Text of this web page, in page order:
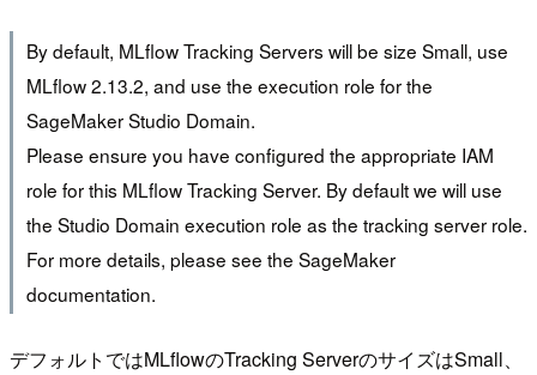
By default, MLflow Tracking Servers will be size Small, use
MLflow 2.13.2, and use the execution role for the
SageMaker Studio Domain.
Please ensure you have configured the appropriate IAM
role for this MLflow Tracking Server. By default we will use
the Studio Domain execution role as the tracking server role.
For more details, please see the SageMaker
documentation.
デフォルトではMLflowのTracking ServerのサイズはSmall、